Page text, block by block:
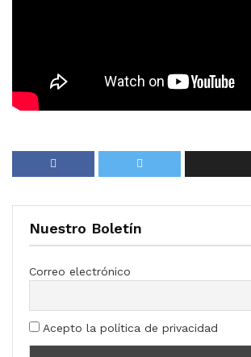
Nuestro Boletín
Correo electrónico
Acepto la política de privacidad